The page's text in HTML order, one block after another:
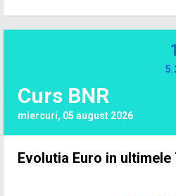
Curs BNR
miercuri, 05 august 2026
Evolutia Euro in ultimele